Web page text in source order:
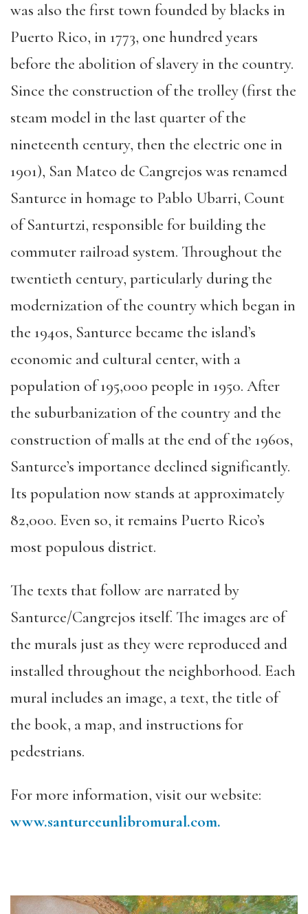
was also the first town founded by blacks in
Puerto Rico, in 1773, one hundred years
before the abolition of slavery in the country.
Since the construction of the trolley (first the
steam model in the last quarter of the
nineteenth century, then the electric one in
1901), San Mateo de Cangrejos was renamed
Santurce in homage to Pablo Ubarri, Count
of Santurtzi, responsible for building the
commuter railroad system. Throughout the
twentieth century, particularly during the
modernization of the country which began in
the 1940s, Santurce became the island’s
economic and cultural center, with a
population of 195,000 people in 1950. After
the suburbanization of the country and the
construction of malls at the end of the 1960s,
Santurce’s importance declined significantly.
Its population now stands at approximately
82,000. Even so, it remains Puerto Rico’s
most populous district.
The texts that follow are narrated by
Santurce/Cangrejos itself. The images are of
the murals just as they were reproduced and
installed throughout the neighborhood. Each
mural includes an image, a text, the title of
the book, a map, and instructions for
pedestrians.
For more information, visit our website:
www.santurceunlibromural.com.